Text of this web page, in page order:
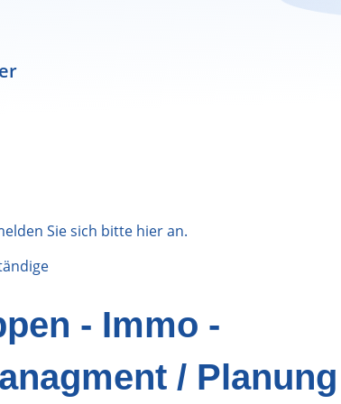
Sie sich bitte hieran.
- Immo -
/